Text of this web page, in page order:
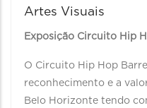
Artes Visuais
Exposição Circuito Hip
O Circuito Hip Hop
reconhecimento e a
Belo Horizonte tendo